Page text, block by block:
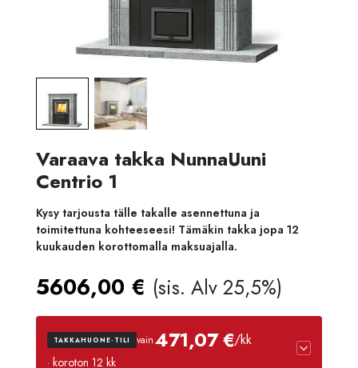
Varaava takka NunnaUuni
Centrio 1
Kysy tarjousta tälle takalle asennettuna ja
toimitettuna kohteeseesi! Tämäkin takka jopa 12
kuukauden korottomalla maksuajalla.
5606,00 € (sis. Alv 25,5%)
TAKKAHUONE-TILI vain471,07 €/kk
· koroton 12 kk